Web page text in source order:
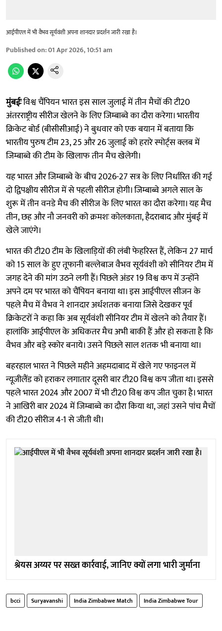
आईपीएल में भी वैभव सूर्यवंशी अपना शानदार प्रदर्शन जारी रखा है।
Published on:01 Apr 2026, 10:51 am
मुंबईःविश्व चैंपियन भारत इस साल जुलाई में तीन मैचों की टी20
अंतरराष्ट्रीय सीरीज खेलने के लिए जिम्बाब्वे का दौरा करेगा। भारतीय
क्रिकेट बोर्ड (बीसीसीआई) ने बुधवार को एक बयान में बताया कि
भारतीय पुरुष टीम 23, 25 और 26 जुलाई को हरारे स्पोर्ट्स क्लब में
जिम्बाब्वे की टीम के खिलाफ तीन मैच खेलेगी।
यह भारत और जिम्बाब्वे के बीच 2026-27 सत्र के लिए निर्धारित की गई
दो द्विपक्षीय सीरीज में से पहली सीरीज होगी। जिम्बाब्वे अगले साल के
शुरू में तीन वनडे मैच की सीरीज के लिए भारत का दौरा करेगा। यह मैच
तीन, छह और नौ जनवरी को क्रमशः कोलकाता, हैदराबाद और मुंबई में
खेले जाएंगे।
भारत की टी20 टीम के खिलाड़ियों की लंबी फेहरिस्त हैं, लेकिन 27 मार्च
को 15 साल के हुए तूफानी बल्लेबाज वैभव सूर्यवंशी को सीनियर टीम में
जगह देने की मांग उठने लगी हैं। पिछले अंडर 19 विश्व कप में उन्होंने
अपने दम पर भारत को चैंपियन बनाया था। इस आईपीएल सीजन के
पहले मैच में वैभव ने शानदार अर्धशतक बनाया जिसे देखकर पूर्व
क्रिकेटरों ने कहा कि अब सूर्यवंशी सीनियर टीम में खेलने को तैयार हैं।
हालांकि आईपीएल के अधिकतर मैच अभी बाकी हैं और हो सकता है कि
वैभव और बड़े स्कोर बनाये। उसने पिछले साल शतक भी बनाया था।
बहरहाल भारत ने पिछले महीने अहमदाबाद में खेले गए फाइनल में
न्यूजीलैंड को हराकर लगातार दूसरी बार टी20 विश्व कप जीता था। इससे
पहले भारत 2024 और 2007 में भी टी20 विश्व कप जीत चुका है। भारत
ने आखिरी बार 2024 में जिम्बाब्वे का दौरा किया था, जहां उसने पांच मैचों
की टी20 सीरीज 4-1 से जीती थी।
श्रेयस अय्यर पर सख्त कार्रवाई, जानिए क्यों लगा भारी जुर्माना
bcci Suryavanshi India Zimbabwe Match India Zimbabwe Tour